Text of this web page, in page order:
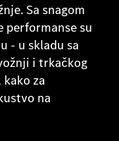
Sa snagom
performanse su
- u skladu sa
i trkačkog
za
na